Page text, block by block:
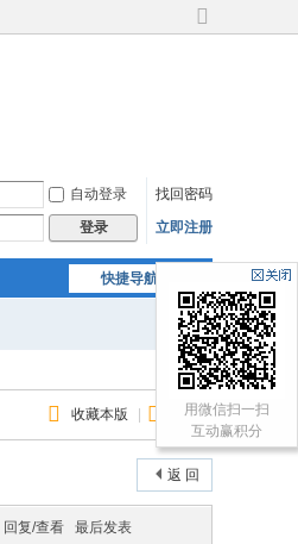
切
自动登录
找回密码
登录 立即注册
快捷导航
收藏本版 订阅
返 回
回复/查看 最后发表
用微信扫一扫
互动赢积分